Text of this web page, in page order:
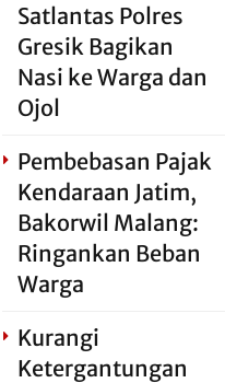
Satlantas Polres
Gresik Bagikan
Nasi ke Warga dan
Ojol
Pembebasan Pajak
Kendaraan Jatim,
Bakorwil Malang:
Ringankan Beban
Warga
Kurangi
Ketergantungan